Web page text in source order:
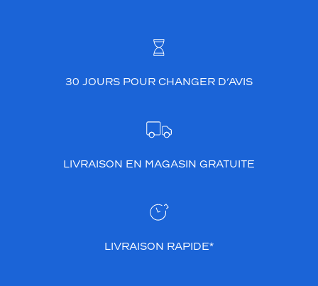
30 JOURS POUR CHANGER D’AVIS
LIVRAISON EN MAGASIN GRATUITE
LIVRAISON RAPIDE*